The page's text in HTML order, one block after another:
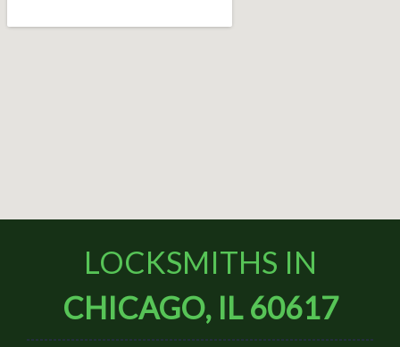
LOCKSMITHS IN
CHICAGO, IL 60617